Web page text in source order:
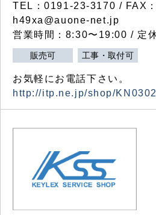
TEL：0191-23-3170 / FAX
h49xa@auone-net.jp
営業時間：8:30〜19:00 / 定
販売可 工事・取付可
お気軽にお電話下さい。
http://itp.ne.jp/shop/